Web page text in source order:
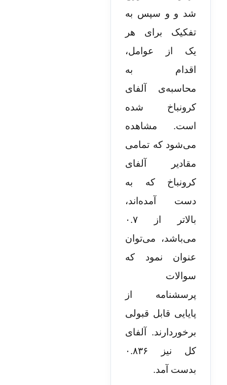
شد و و سپس به
تفکیک برای هر
یک از عوامل،
اقدام به
محاسبه‌ی آلفای
کرونباخ شده
است. مشاهده
می‌شود که تمامی
مقادیر آلفای
کرونباخ که به
دست آمده‌اند،
بالاتر از ۰.۷
می‌باشد، می‌توان
عنوان نمود که
سوالات
پرسشنامه از
پایایی قابل قبولی
برخوردارند. آلفای
کل نیز ۰.۸۳۶
بدست آمد.